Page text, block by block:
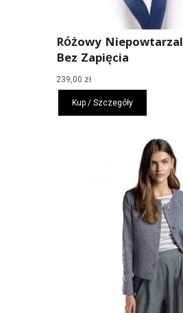
Różowy
Bez Zapięcia
239,00 zł
Kup / Szczegóły